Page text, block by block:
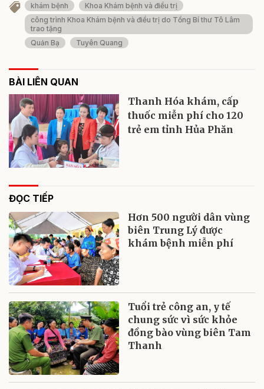
khám bệnh
Khoa Khám bệnh và điều trị
công trình Khoa Khám bệnh và điều trị do Tổng Bí thư Tô Lâm
trao tặng
Quản Bạ
Tuyên Quang
BÀI LIÊN QUAN
Thanh Hóa khám, cấp
thuốc miễn phí cho 120
trẻ em tỉnh Hủa Phăn
ĐỌC TIẾP
Hơn 500 người dân vùng
biên Trung Lý được
khám bệnh miễn phí
Tuổi trẻ công an, y tế
chung sức vì sức khỏe
đồng bào vùng biên Tam
Thanh